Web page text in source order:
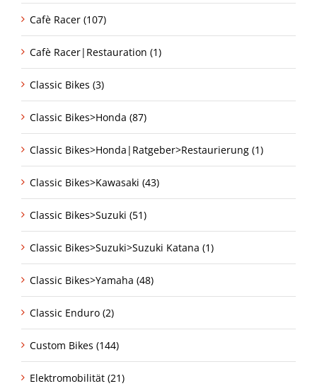
Cafè Racer (107)
Cafè Racer|Restauration (1)
Classic Bikes (3)
Classic Bikes>Honda (87)
Classic Bikes>Honda|Ratgeber>Restaurierung (1)
Classic Bikes>Kawasaki (43)
Classic Bikes>Suzuki (51)
Classic Bikes>Suzuki>Suzuki Katana (1)
Classic Bikes>Yamaha (48)
Classic Enduro (2)
Custom Bikes (144)
Elektromobilität (21)